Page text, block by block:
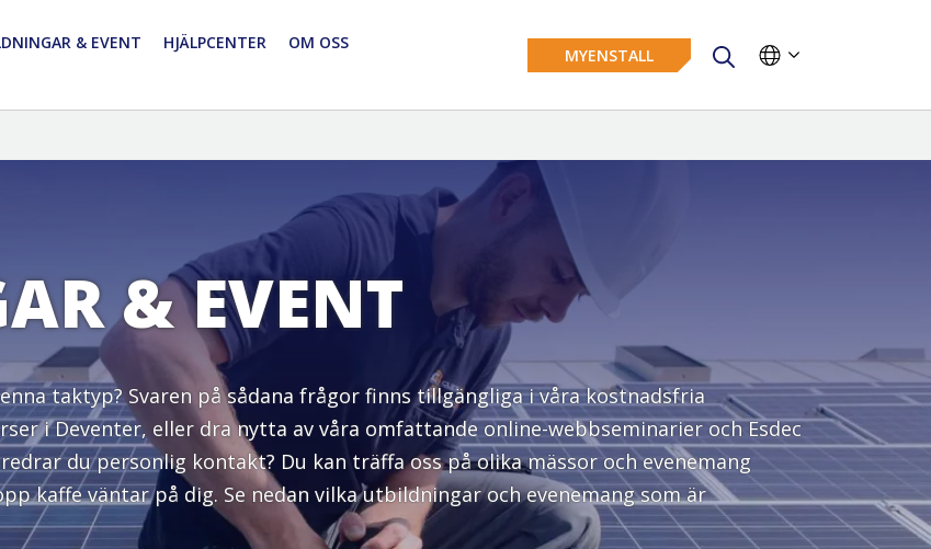
& EVENT HJÄLPCENTER
OM OSS
MYENSTALL
& EVENT
taktyp? Svaren på sådana frågor finns tillgängliga i våra kostnadsfria
i Deventer, eller dra nytta av våra omfattande online-webbseminarier och Esdec
du personlig kontakt? Du kan träffa oss på olika mässor och evenemang
kaffe väntar på dig. Se nedan vilka utbildningar och evenemang som är